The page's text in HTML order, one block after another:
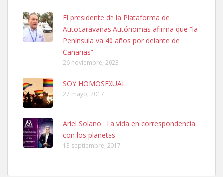
Ninfa perdida
El día 5 se los perdió una ninfa papillera, asustada tiene miedo a la
calle, se perdió por la zon...
Leales.org » Gran Canaria
Adopcion
Busco casa de acogida para mi perrita ya que por temas de trabajo
El presidente de la Plataforma de
Autocaravanas Autónomas afirma que “la
Península va 40 años por delante de
Canarias”
26 noviembre, 2023
SOY HOMOSEXUAL
27 mayo, 2017
Ariel Solano : La vida en correspondencia
con los planetas
13 septiembre, 2017